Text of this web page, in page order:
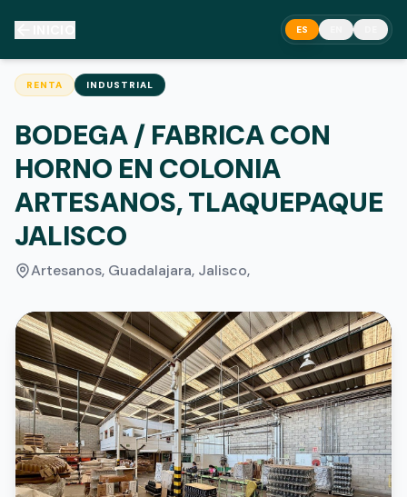
ES
RENTA INDUSTRIAL
BODEGA / FABRICA CON
HORNO EN COLONIA
ARTESANOS, TLAQUEPAQUE
JALISCO
Artesanos, Guadalajara, Jalisco,